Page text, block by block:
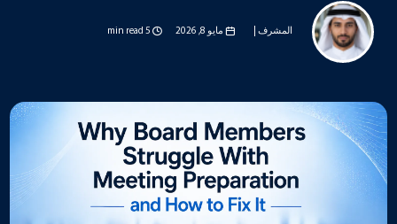
المشرف | مايو 8, 2026 5 min read